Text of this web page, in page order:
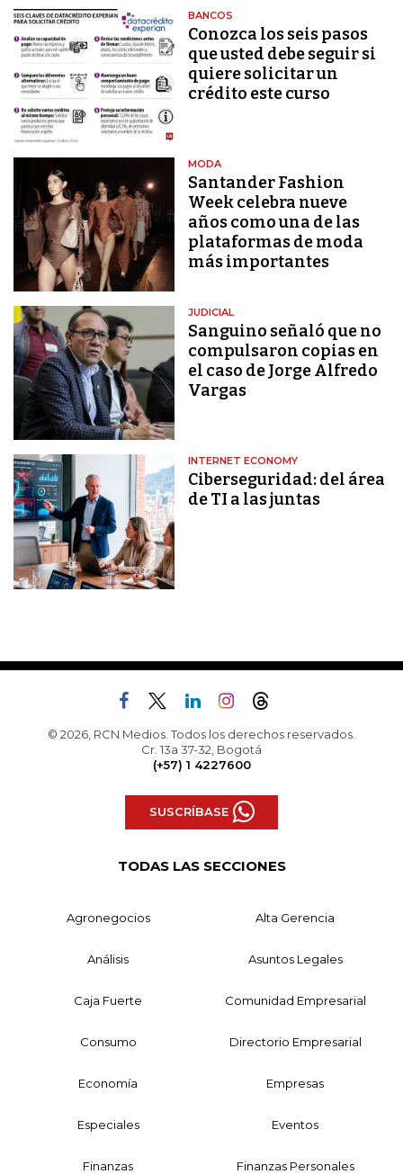
BANCOS
Conozca los seis pasos
que usted debe seguir si
quiere solicitar un
crédito este curso
MODA
Santander Fashion
Week celebra nueve
años como una de las
plataformas de moda
más importantes
JUDICIAL
Sanguino señaló que no
compulsaron copias en
el caso de Jorge Alfredo
Vargas
INTERNET ECONOMY
Ciberseguridad: del área
de TI a las juntas
© 2026, RCN Medios. Todos los derechos reservados.
Cr. 13a 37-32, Bogotá
(+57) 1 4227600
SUSCRÍBASE
TODAS LAS SECCIONES
Agronegocios Alta Gerencia
Análisis Asuntos Legales
Caja Fuerte Comunidad Empresarial
Consumo Directorio Empresarial
Economía Empresas
Especiales Eventos
Finanzas Finanzas Personales